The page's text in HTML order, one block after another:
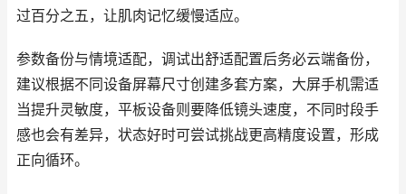
过百分之五，让肌肉记忆缓慢适应。
参数备份与情境适配，调试出舒适配置后务必云端备份，
建议根据不同设备屏幕尺寸创建多套方案，大屏手机需适
当提升灵敏度，平板设备则要降低镜头速度，不同时段手
感也会有差异，状态好时可尝试挑战更高精度设置，形成
正向循环。